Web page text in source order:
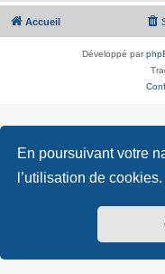
En poursuivant votre
l’utilisation de cookies.
Accueil
Développé par